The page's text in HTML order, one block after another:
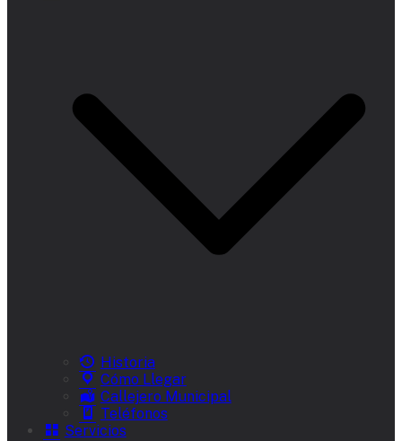
Historia
Cómo Llegar
Callejero Municipal
Teléfonos
Servicios